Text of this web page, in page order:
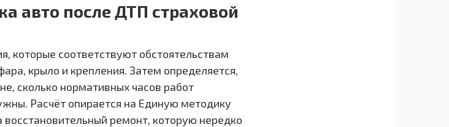
авто после ДТП страховой
которые соответствуют обстоятельствам
крыло и крепления. Затем определяется,
сколько нормативных часов работ
Расчёт опирается на Единую методику
ремонт, которую нередко